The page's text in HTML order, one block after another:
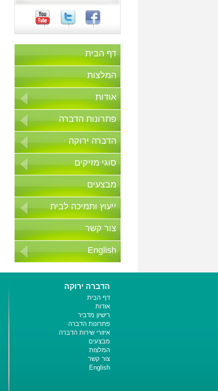
דף הבית
המלצות
אודות
פתרונות הדברה
הדברה ירוקה
סוגי מזיקים
מבצעים
ייעוץ ותמיכה לבית
צור קשר
English
הדברה ירוקה
דף הבית
אודות
רישיון מדביר
פתרונות הדברה
איזורי שירות הדברה
מבצעים
המלצות
צור קשר
English